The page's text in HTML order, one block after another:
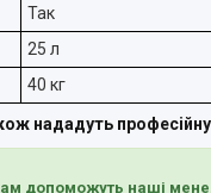
Так
25 л
40 кг
нададуть професійну
допоможуть наші